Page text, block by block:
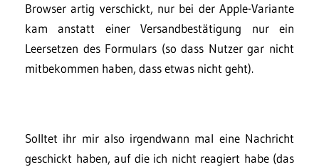
Browser artig verschickt, nur bei der Apple-Variante
kam anstatt einer Versandbestätigung nur ein
Leersetzen des Formulars (so dass Nutzer gar nicht
mitbekommen haben, dass etwas nicht geht).
Solltet ihr mir also irgendwann mal eine Nachricht
geschickt haben, auf die ich nicht reagiert habe (das